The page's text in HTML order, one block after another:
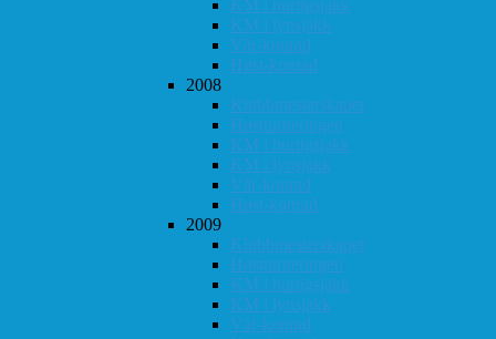
KM i hurtigsjakk
KM i lynsjakk
Vår-konrad
Høst-konrad
2008
Klubbmesterskapet
Høstturneringen
KM i hurtigsjakk
KM i lynsjakk
Vår-konrad
Høst-konrad
2009
Klubbmesterskapet
Høstturneringen
KM i hurtigsjakk
KM i lynsjakk
Vår-konrad